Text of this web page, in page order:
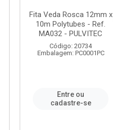
Fita Veda Rosca 12mm x
10m Polytubes - Ref.
MA032 - PULVITEC
Código: 20734
Embalagem: PC0001PC
Entre ou
cadastre-se